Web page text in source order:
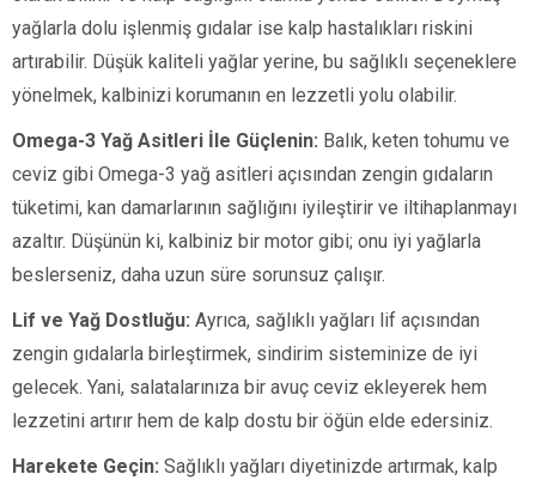
yağlarla dolu işlenmiş gıdalar ise kalp hastalıkları riskini
artırabilir. Düşük kaliteli yağlar yerine, bu sağlıklı seçeneklere
yönelmek, kalbinizi korumanın en lezzetli yolu olabilir.
Omega-3 Yağ Asitleri İle Güçlenin: Balık, keten tohumu ve
ceviz gibi Omega-3 yağ asitleri açısından zengin gıdaların
tüketimi, kan damarlarının sağlığını iyileştirir ve iltihaplanmayı
azaltır. Düşünün ki, kalbiniz bir motor gibi; onu iyi yağlarla
beslerseniz, daha uzun süre sorunsuz çalışır.
Lif ve Yağ Dostluğu: Ayrıca, sağlıklı yağları lif açısından
zengin gıdalarla birleştirmek, sindirim sisteminize de iyi
gelecek. Yani, salatalarınıza bir avuç ceviz ekleyerek hem
lezzetini artırır hem de kalp dostu bir öğün elde edersiniz.
Harekete Geçin: Sağlıklı yağları diyetinizde artırmak, kalp